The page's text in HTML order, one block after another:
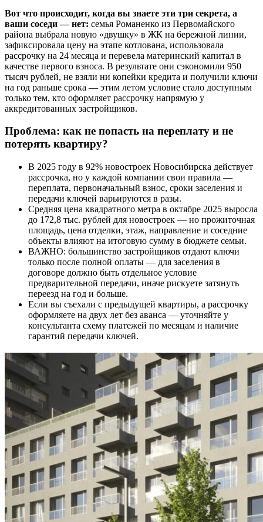
Вот что происходит, когда вы знаете эти три секрета, а
ваши соседи — нет: семья Романенко из Первомайского
района выбрала новую «двушку» в ЖК на бережной линии,
зафиксировала цену на этапе котлована, использовала
рассрочку на 24 месяца и перевела материнский капитал в
качестве первого взноса. В результате они сэкономили 950
тысяч рублей, не взяли ни копейки кредита и получили ключи
на год раньше срока — этим летом условие стало доступным
только тем, кто оформляет рассрочку напрямую у
аккредитованных застройщиков.
Проблема: как не попасть на переплату и не
потерять квартиру?
В 2025 году в 92% новостроек Новосибирска действует
рассрочка, но у каждой компании свои правила —
переплата, первоначальный взнос, сроки заселения и
передачи ключей варьируются в разы.
Средняя цена квадратного метра в октябре 2025 выросла
до 172,8 тыс. рублей для новостроек — но прожиточная
площадь, цена отделки, этаж, направление и соседние
объекты влияют на итоговую сумму в бюджете семьи.
ВАЖНО: большинство застройщиков отдают ключи
только после полной оплаты — для заселения в
договоре должно быть отдельное условие
предварительной передачи, иначе рискуете затянуть
переезд на год и больше.
Если вы съехали с предыдущей квартиры, а рассрочку
оформляете на двух лет без аванса — уточняйте у
консультанта схему платежей по месяцам и наличие
гарантий передачи ключей.